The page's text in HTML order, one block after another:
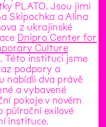
PLATO. Jsou jimi
Skipochka a Alina
z ukrajinské
Dnipro Center for
Culture
Této instituci jsme
podpory a
nabídli dva právě
a vybavené
pokoje v novém
půlroční exilové
instituce.